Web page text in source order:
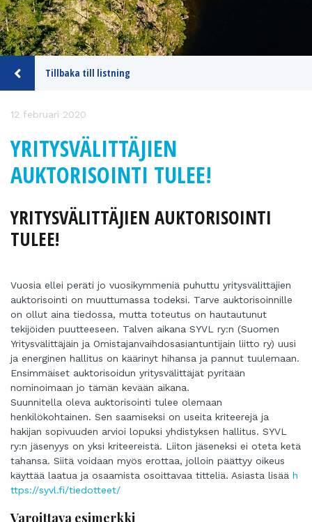
Tillbaka till listning
12 februari 2020
YRITYSVÄLITTÄJIEN
AUKTORISOINTI TULEE!
YRITYSVÄLITTÄJIEN AUKTORISOINTI
TULEE!
Vuosia ellei peräti jo vuosikymmeniä puhuttu yritysvälittäjien
auktorisointi on muuttumassa todeksi. Tarve auktorisoinnille
on ollut aina tiedossa, mutta toteutus on hautautunut
tekijöiden puutteeseen. Talven aikana SYVL ry:n (Suomen
Yritysvälittäjäin ja Omistajanvaihdosasiantuntijain liitto ry) uusi
ja energinen hallitus on käärinyt hihansa ja pannut tuulemaan.
Ensimmäiset auktorisoidun yritysvälittäjät pyritään
nominoimaan jo tämän kevään aikana.
Suunnitella oleva auktorisointi tulee olemaan
henkilökohtainen. Sen saamiseksi on useita kriteerejä ja
hakijan sopivuuden arvioi lopuksi yhdistyksen hallitus. SYVL
ry:n jäsenyys on yksi kriteereistä. Liiton jäseneksi ei oteta ketä
tahansa. Siitä voidaan myös erottaa, jolloin päättyy oikeus
käyttää laatua ja osaamista osoittavaa titteliä. Asiasta lisää h
ttps://syvl.fi/tiedotteet/
Varoittava esimerkki